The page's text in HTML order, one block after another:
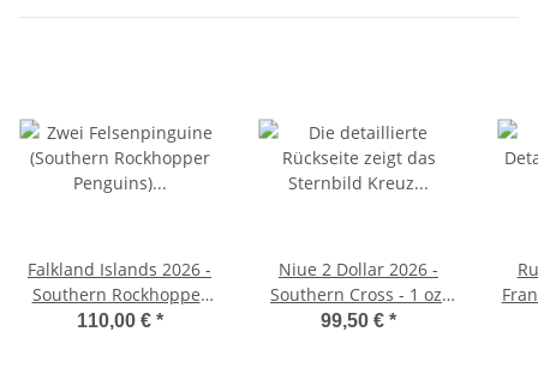
Falkland Islands 2026 -
Southern Rockhopper
Penguin - 1 Unze Silber
110,00 € *
Niue 2 Dollar 2026 -
Southern Cross - 1 oz.
silber HighRelief
99,50 € *